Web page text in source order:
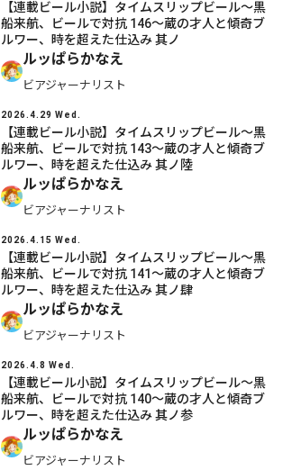
【連載ビール小説】タイムスリップビール～黒
船来航、ビールで対抗 146～蔵の才人と傾奇ブ
ルワー、時を超えた仕込み 其ノ
ルッぱらかなえ
ビアジャーナリスト
2026.4.29 Wed.
【連載ビール小説】タイムスリップビール～黒
船来航、ビールで対抗 143～蔵の才人と傾奇ブ
ルワー、時を超えた仕込み 其ノ陸
ルッぱらかなえ
ビアジャーナリスト
2026.4.15 Wed.
【連載ビール小説】タイムスリップビール～黒
船来航、ビールで対抗 141～蔵の才人と傾奇ブ
ルワー、時を超えた仕込み 其ノ肆
ルッぱらかなえ
ビアジャーナリスト
2026.4.8 Wed.
【連載ビール小説】タイムスリップビール～黒
船来航、ビールで対抗 140～蔵の才人と傾奇ブ
ルワー、時を超えた仕込み 其ノ参
ルッぱらかなえ
ビアジャーナリスト